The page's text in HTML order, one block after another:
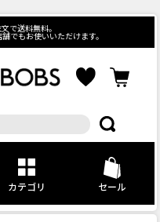
で送料無料。
でもお使いいただけます。
カテゴリ セール